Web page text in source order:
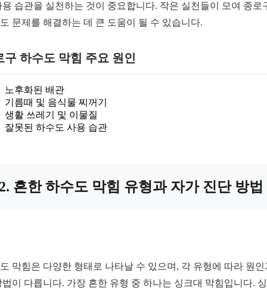
용 습관을 실천하는 것이 중요합니다. 작은 실천들이 모여 종로
문제를 해결하는 데 큰 도움이 될 수 있습니다.
구 하수도 막힘 주요 원인
노후화된 배관
기름때 및 음식물 찌꺼기
생활 쓰레기 및 이물질
잘못된 하수도 사용 습관
흔한 하수도 막힘 유형과 자가 진단 방법
막힘은 다양한 형태로 나타날 수 있으며, 각 유형에 따라 원인
법이 다릅니다. 가장 흔한 유형 중 하나는 싱크대 막힘입니다.